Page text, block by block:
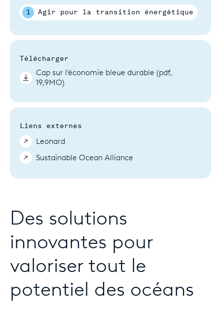
1
Agir pour la transition énergétique
Télécharger
Cap sur l'économie bleue durable (pdf,
19,9MO)
Liens externes
Leonard
Sustainable Ocean Alliance
Des solutions
innovantes pour
valoriser tout le
potentiel des océans